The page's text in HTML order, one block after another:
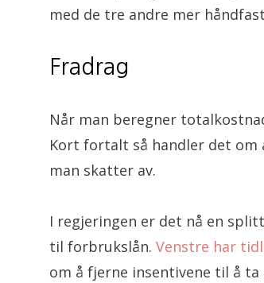
med de tre andre mer
Fradrag
Når man beregner
Kort fortalt så handler det
man skatter av.
I regjeringen er det nå en
til forbrukslån. Venstre har
om å fjerne insentivene til å ta